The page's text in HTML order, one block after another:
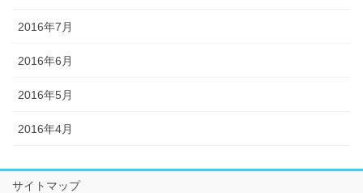
2016年7月
2016年6月
2016年5月
2016年4月
サイトマップ